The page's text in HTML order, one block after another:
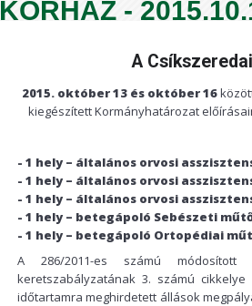
KÓRHÁZ -
A
2015. október 13 és október 16
kiegészített Kormányhatározat
- 1 hely – általános orvosi
- 1 hely – általános orvosi
- 1 hely – általános orvosi
- 1 hely – betegápoló Sebészeti
- 1 hely – betegápoló Ortopédiai
A 286/2011-es számú módosított
keretszabályzatának 3. számú
időtartamra meghirdetett állások